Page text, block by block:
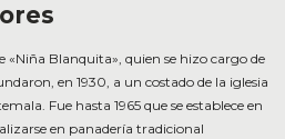
«Niña Blanquita», quien se hizo cargo de
en 1930, a un costado de la iglesia
Fue hasta 1965 que se establece en
en panadería tradicional